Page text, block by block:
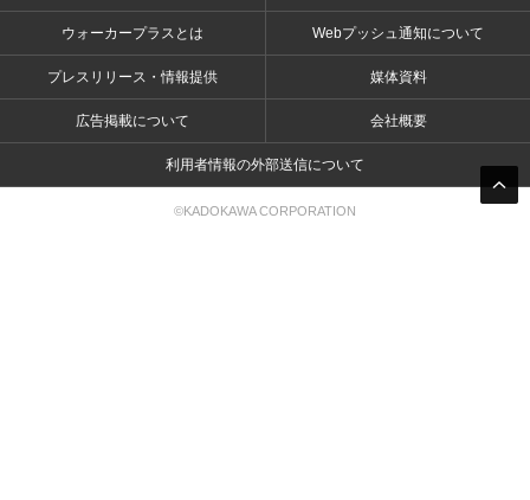
ウォーカープラスとは Webプッシュ通知について
プレスリリース・情報提供 媒体資料
広告掲載について 会社概要
利用者情報の外部送信について
©KADOKAWA CORPORATION